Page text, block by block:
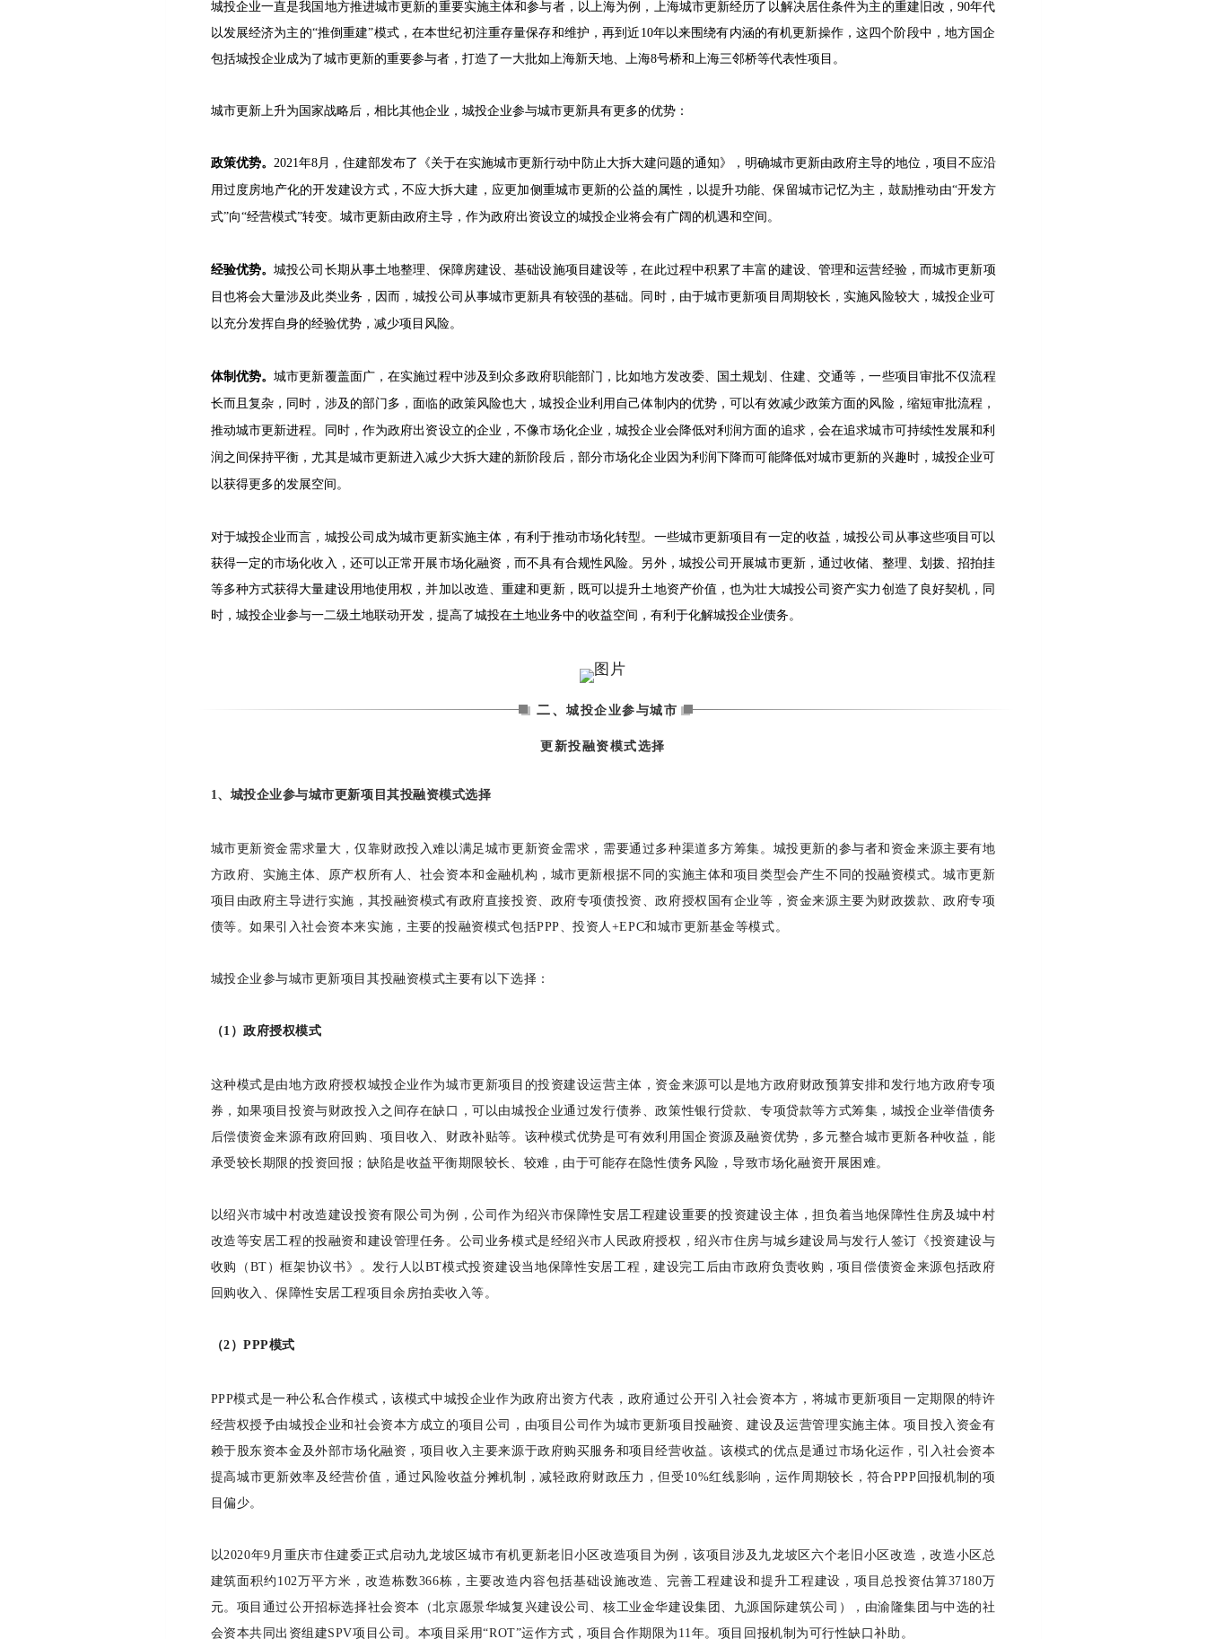
城投企业一直是我国地方推进城市更新的重要实施主体和参与者，以上海为例，上海城市更新经历了以解决居住条件为主的重建旧改，90年代
以发展经济为主的“推倒重建”模式，在本世纪初注重存量保存和维护，再到近10年以来围绕有内涵的有机更新操作，这四个阶段中，地方国企
包括城投企业成为了城市更新的重要参与者，打造了一大批如上海新天地、上海8号桥和上海三邻桥等代表性项目。
城市更新上升为国家战略后，相比其他企业，城投企业参与城市更新具有更多的优势：
政策优势。 2021年8月，住建部发布了《关于在实施城市更新行动中防止大拆大建问题的通知》，明确城市更新由政府主导的地位，项目不应沿
用过度房地产化的开发建设方式，不应大拆大建，应更加侧重城市更新的公益的属性，以提升功能、保留城市记忆为主，鼓励推动由“开发方
式”向“经营模式”转变。城市更新由政府主导，作为政府出资设立的城投企业将会有广阔的机遇和空间。
经验优势。城投公司长期从事土地整理、保障房建设、基础设施项目建设等，在此过程中积累了丰富的建设、管理和运营经验，而城市更新项
目也将会大量涉及此类业务，因而，城投公司从事城市更新具有较强的基础。同时，由于城市更新项目周期较长，实施风险较大，城投企业可
以充分发挥自身的经验优势，减少项目风险。
体制优势。城市更新覆盖面广，在实施过程中涉及到众多政府职能部门，比如地方发改委、国土规划、住建、交通等，一些项目审批不仅流程
长而且复杂，同时，涉及的部门多，面临的政策风险也大，城投企业利用自己体制内的优势，可以有效减少政策方面的风险，缩短审批流程，
推动城市更新进程。同时，作为政府出资设立的企业，不像市场化企业，城投企业会降低对利润方面的追求，会在追求城市可持续性发展和利
润之间保持平衡，尤其是城市更新进入减少大拆大建的新阶段后，部分市场化企业因为利润下降而可能降低对城市更新的兴趣时，城投企业可
以获得更多的发展空间。
对于城投企业而言，城投公司成为城市更新实施主体，有利于推动市场化转型。一些城市更新项目有一定的收益，城投公司从事这些项目可以
获得一定的市场化收入，还可以正常开展市场化融资，而不具有合规性风险。另外，城投公司开展城市更新，通过收储、整理、划拨、招拍挂
等多种方式获得大量建设用地使用权，并加以改造、重建和更新，既可以提升土地资产价值，也为壮大城投公司资产实力创造了良好契机，同
时，城投企业参与一二级土地联动开发，提高了城投在土地业务中的收益空间，有利于化解城投企业债务。
二、 城投企业参与城市
更新投融资模式选择
1 、城投企业参与城市更新项目其投融资模式选择
城市更新资金需求量大，仅靠财政投入难以满足城市更新资金需求，需要通过多种渠道多方筹集。城投更新的参与者和资金来源主要有地
方政府、实施主体、原产权所有人、社会资本和金融机构，城市更新根据不同的实施主体和项目类型会产生不同的投融资模式。城市更新
项目由政府主导进行实施，其投融资模式有政府直接投资、政府专项债投资、政府授权国有企业等，资金来源主要为财政拨款、政府专项
债等。如果引入社会资本来实施，主要的投融资模式包括PPP、投资人+EPC和城市更新基金等模式。
城投企业参与城市更新项目其投融资模式主要有以下选择：
（1 ）政府授权模式
这种模式是由地方政府授权城投企业作为城市更新项目的投资建设运营主体，资金来源可以是地方政府财政预算安排和发行地方政府专项
券，如果项目投资与财政投入之间存在缺口，可以由城投企业通过发行债券、政策性银行贷款、专项贷款等方式筹集，城投企业举借债务
后偿债资金来源有政府回购、项目收入、财政补贴等。该种模式优势是可有效利用国企资源及融资优势，多元整合城市更新各种收益，能
承受较长期限的投资回报；缺陷是收益平衡期限较长、较难，由于可能存在隐性债务风险，导致市场化融资开展困难。
以绍兴市城中村改造建设投资有限公司为例，公司作为绍兴市保障性安居工程建设重要的投资建设主体，担负着当地保障性住房及城中村
改造等安居工程的投融资和建设管理任务。公司业务模式是经绍兴市人民政府授权，绍兴市住房与城乡建设局与发行人签订《投资建设与
收购（BT）框架协议书》。发行人以BT模式投资建设当地保障性安居工程，建设完工后由市政府负责收购，项目偿债资金来源包括政府
回购收入、保障性安居工程项目余房拍卖收入等。
（2 ）PPP模式
PPP模式是一种公私合作模式，该模式中城投企业作为政府出资方代表，政府通过公开引入社会资本方，将城市更新项目一定期限的特许
经营权授予由城投企业和社会资本方成立的项目公司，由项目公司作为城市更新项目投融资、建设及运营管理实施主体。项目投入资金有
赖于股东资本金及外部市场化融资，项目收入主要来源于政府购买服务和项目经营收益。该模式的优点是通过市场化运作，引入社会资本
提高城市更新效率及经营价值，通过风险收益分摊机制，减轻政府财政压力，但受10%红线影响，运作周期较长，符合PPP回报机制的项
目偏少。
以2020年9月重庆市住建委正式启动九龙坡区城市有机更新老旧小区改造项目为例，该项目涉及九龙坡区六个老旧小区改造，改造小区总
建筑面积约102万平方米，改造栋数366栋，主要改造内容包括基础设施改造、完善工程建设和提升工程建设，项目总投资估算37180万
元。项目通过公开招标选择社会资本（北京愿景华城复兴建设公司、核工业金华建设集团、九源国际建筑公司），由渝隆集团与中选的社
会资本共同出资组建SPV项目公司。本项目采用“ROT”运作方式，项目合作期限为11年。项目回报机制为可行性缺口补助。